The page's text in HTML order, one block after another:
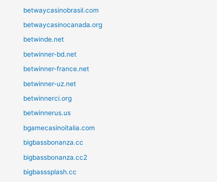
betwaycasinobrasil.com
betwaycasinocanada.org
betwinde.net
betwinner-bd.net
betwinner-france.net
betwinner-uz.net
betwinnerci.org
betwinnerus.us
bgamecasinoitalia.com
bigbassbonanza.cc
bigbassbonanza.cc2
bigbasssplash.cc